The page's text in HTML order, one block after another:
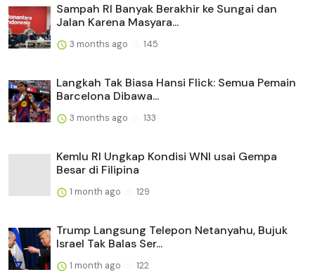
Sampah RI Banyak Berakhir ke Sungai dan
Jalan Karena Masyara...
3 months ago 145
Langkah Tak Biasa Hansi Flick: Semua Pemain
Barcelona Dibawa...
3 months ago 133
Kemlu RI Ungkap Kondisi WNI usai Gempa
Besar di Filipina
1 month ago 129
Trump Langsung Telepon Netanyahu, Bujuk
Israel Tak Balas Ser...
1 month ago 122